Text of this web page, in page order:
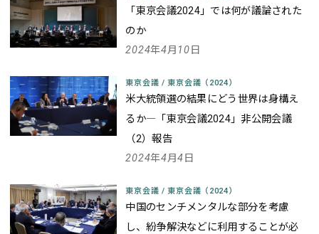
「東京会議2024」では何が議論された
のか
2024年4月10日
東京会議 / 東京会議（2024）
米大統領選の結果にどう世界は身構え
るか―「東京会議2024」非公開会議
（2）報告
2024年4月4日
東京会議 / 東京会議（2024）
中国のセンチメンタルな部分を考慮
し、紛争解決などに利用することが必